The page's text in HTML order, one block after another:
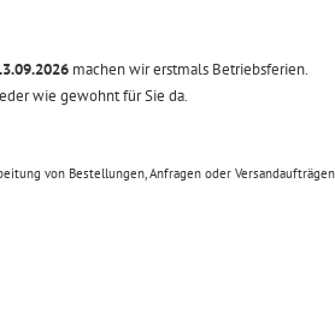
machen wir erstmals Betriebsferien.
wie gewohnt für Sie da.
von Bestellungen, Anfragen oder